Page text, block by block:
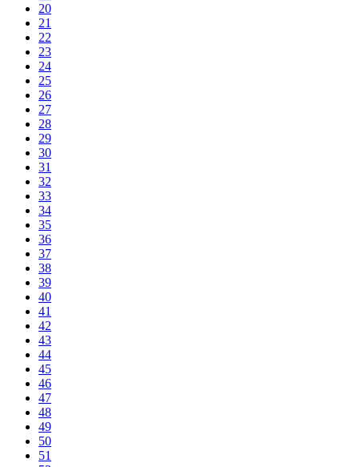
20
21
22
23
24
25
26
27
28
29
30
31
32
33
34
35
36
37
38
39
40
41
42
43
44
45
46
47
48
49
50
51